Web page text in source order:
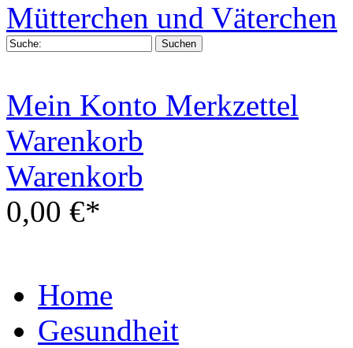
Mütterchen und Väterchen
Mein Konto Merkzettel
Warenkorb
Warenkorb
0,00 €*
Home
Gesundheit